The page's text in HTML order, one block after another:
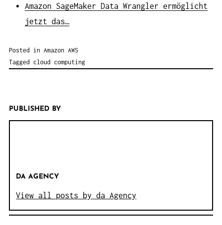
Amazon SageMaker Data Wrangler ermöglicht
jetzt das…
Posted in Amazon AWS
Tagged cloud computing
PUBLISHED BY
DA AGENCY
View all posts by da Agency